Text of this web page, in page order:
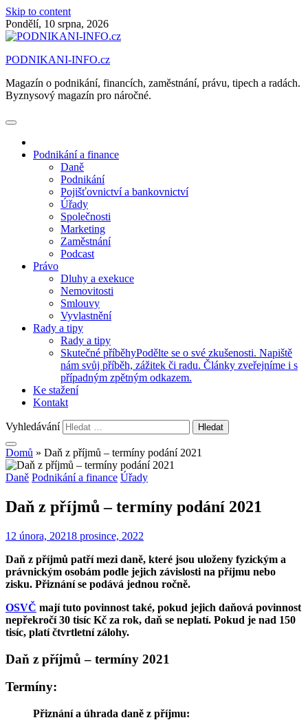
Skip to content
Pondělí, 10 srpna, 2026
PODNIKANI-INFO.cz
Magazín o podnikání, financích, zaměstnání, právu, tipech a radách.
Byznysový magazín pro náročné.
Podnikání a finance
Daně
Podnikání
Pojišťovnictví a bankovnictví
Úřady
Společnosti
Marketing
Zaměstnání
Podcast
Právo
Dluhy a exekuce
Nemovitosti
Smlouvy
Vyvlastnění
Rady a tipy
Rady a tipy
Skutečné příběhyPodělte se o své zkušenosti. Napiště
nám svůj příběh, zážitek či radu. Články zveřejníme i s
případným zpětným odkazem.
Ke stažení
Kontakt
Vyhledávání
Domů » Daň z příjmů – termíny podání 2021
Daně Podnikání a finance Úřady
Daň z příjmů – termíny podání 2021
12 února, 20218 prosince, 2022
Daň z příjmů patří mezi daně, které jsou uloženy fyzickým a
právnickým osobám podle jejich závislosti na příjmu nebo
zisku. Přiznání se podává jednou ročně.
OSVČ mají tuto povinnost také, pokud jejich daňová povinnost
nepřekročí 30 tisíc Kč za rok, daň se neplatí. Pokud je nad 150
tisíc, platí čtvrtletní zálohy.
Daň z příjmů – termíny 2021
Termíny:
Přiznání a úhrada daně z příjmu: